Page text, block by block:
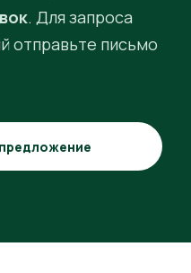
. Для запроса
отправьте письмо